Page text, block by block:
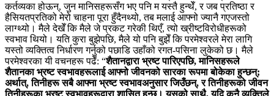
कर्तव्यका होऊन्, जुन मानिसहरूसँग भए पनि म यस्तै हुन्थेँ, र जब प्रतिष्ठा र
हैसियतप्रतिको मेरो चाहना पूरा हुँदैनथ्यो, तब मलाई आफ्नो ज्यानै गएजस्तो
लाग्थ्यो। मैले देखेँ कि मैले जे प्रकट गरेकी थिएँ, त्यो ख्रीष्टविरोधीहरूको
स्वभाव थियो। यति कुरा बुझेपछि, मैले यो पनि बुझेँ कि परमेश्‍वरले मेरा लागि
यस्तो व्यक्तित्व निर्धारण गर्नुको पछाडि उहाँको रगत-पसिना लुकेको छ। मैले
परमेश्‍वरका यी वचनहरू पढेँ: “शैतानद्वारा भ्रष्ट पारिएपछि, मानिसहरूले
शैतानका भ्रष्ट स्वभावहरूलाई आफ्नो जीवनको सारका रूपमा बोकेका हुन्छन्;
अर्थात्, तिनीहरू सबै आफ्ना भ्रष्ट स्वभावअनुसार जिउँछन्, र तिनीहरूको जीवन
तिनीहरूका भ्रष्ट स्वभावहरूद्वारा शासित हुन्छ। यसको साथै, यदि कुनै व्यक्तिले